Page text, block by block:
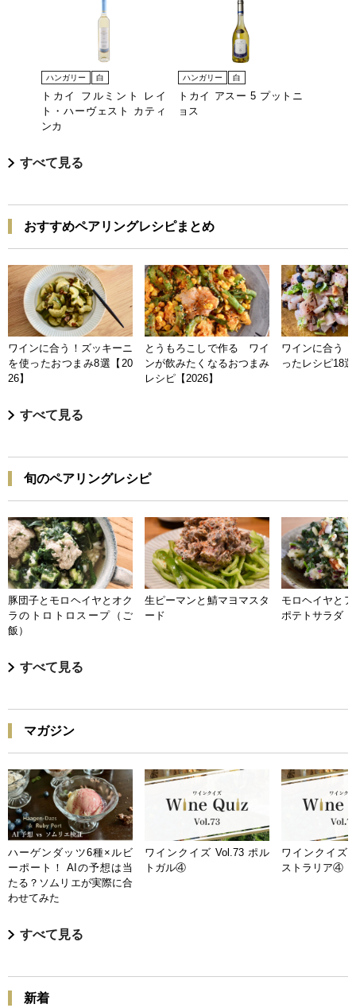
ハンガリー 白
トカイ フルミント レイ
ト・ハーヴェスト カティ
ンカ
ハンガリー 白
トカイ アスー 5 プットニ
ョス
すべて見る
おすすめペアリングレシピまとめ
ワインに合う！ズッキーニ
を使ったおつまみ8選【20
26】
とうもろこしで作る ワイ
ンが飲みたくなるおつまみ
レシピ【2026】
ワインに合う
ったレシピ18
すべて見る
旬のペアリングレシピ
豚団子とモロヘイヤとオク
ラのトロトロスープ（ご
飯）
生ピーマンと鯖マヨマスタ
ード
モロヘイヤと
ポテトサラダ
すべて見る
マガジン
ハーゲンダッツ6種×ルビ
ーポート！ AIの予想は当
たる？ソムリエが実際に合
わせてみた
ワインクイズ Vol.73 ポル
トガル④
ワインクイズ
ストラリア④
すべて見る
新着